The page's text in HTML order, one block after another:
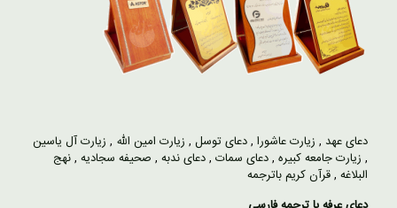
دعای عهد , زیارت عاشورا ,دعای توسل , زیارت امین الله , زیارت آل یاسین
, زیارت جامعه کبیره ,دعای سمات ,دعای ندبه , صحیفه سجادیه ,نهج
البلاغه ,قرآن کریم باترجمه